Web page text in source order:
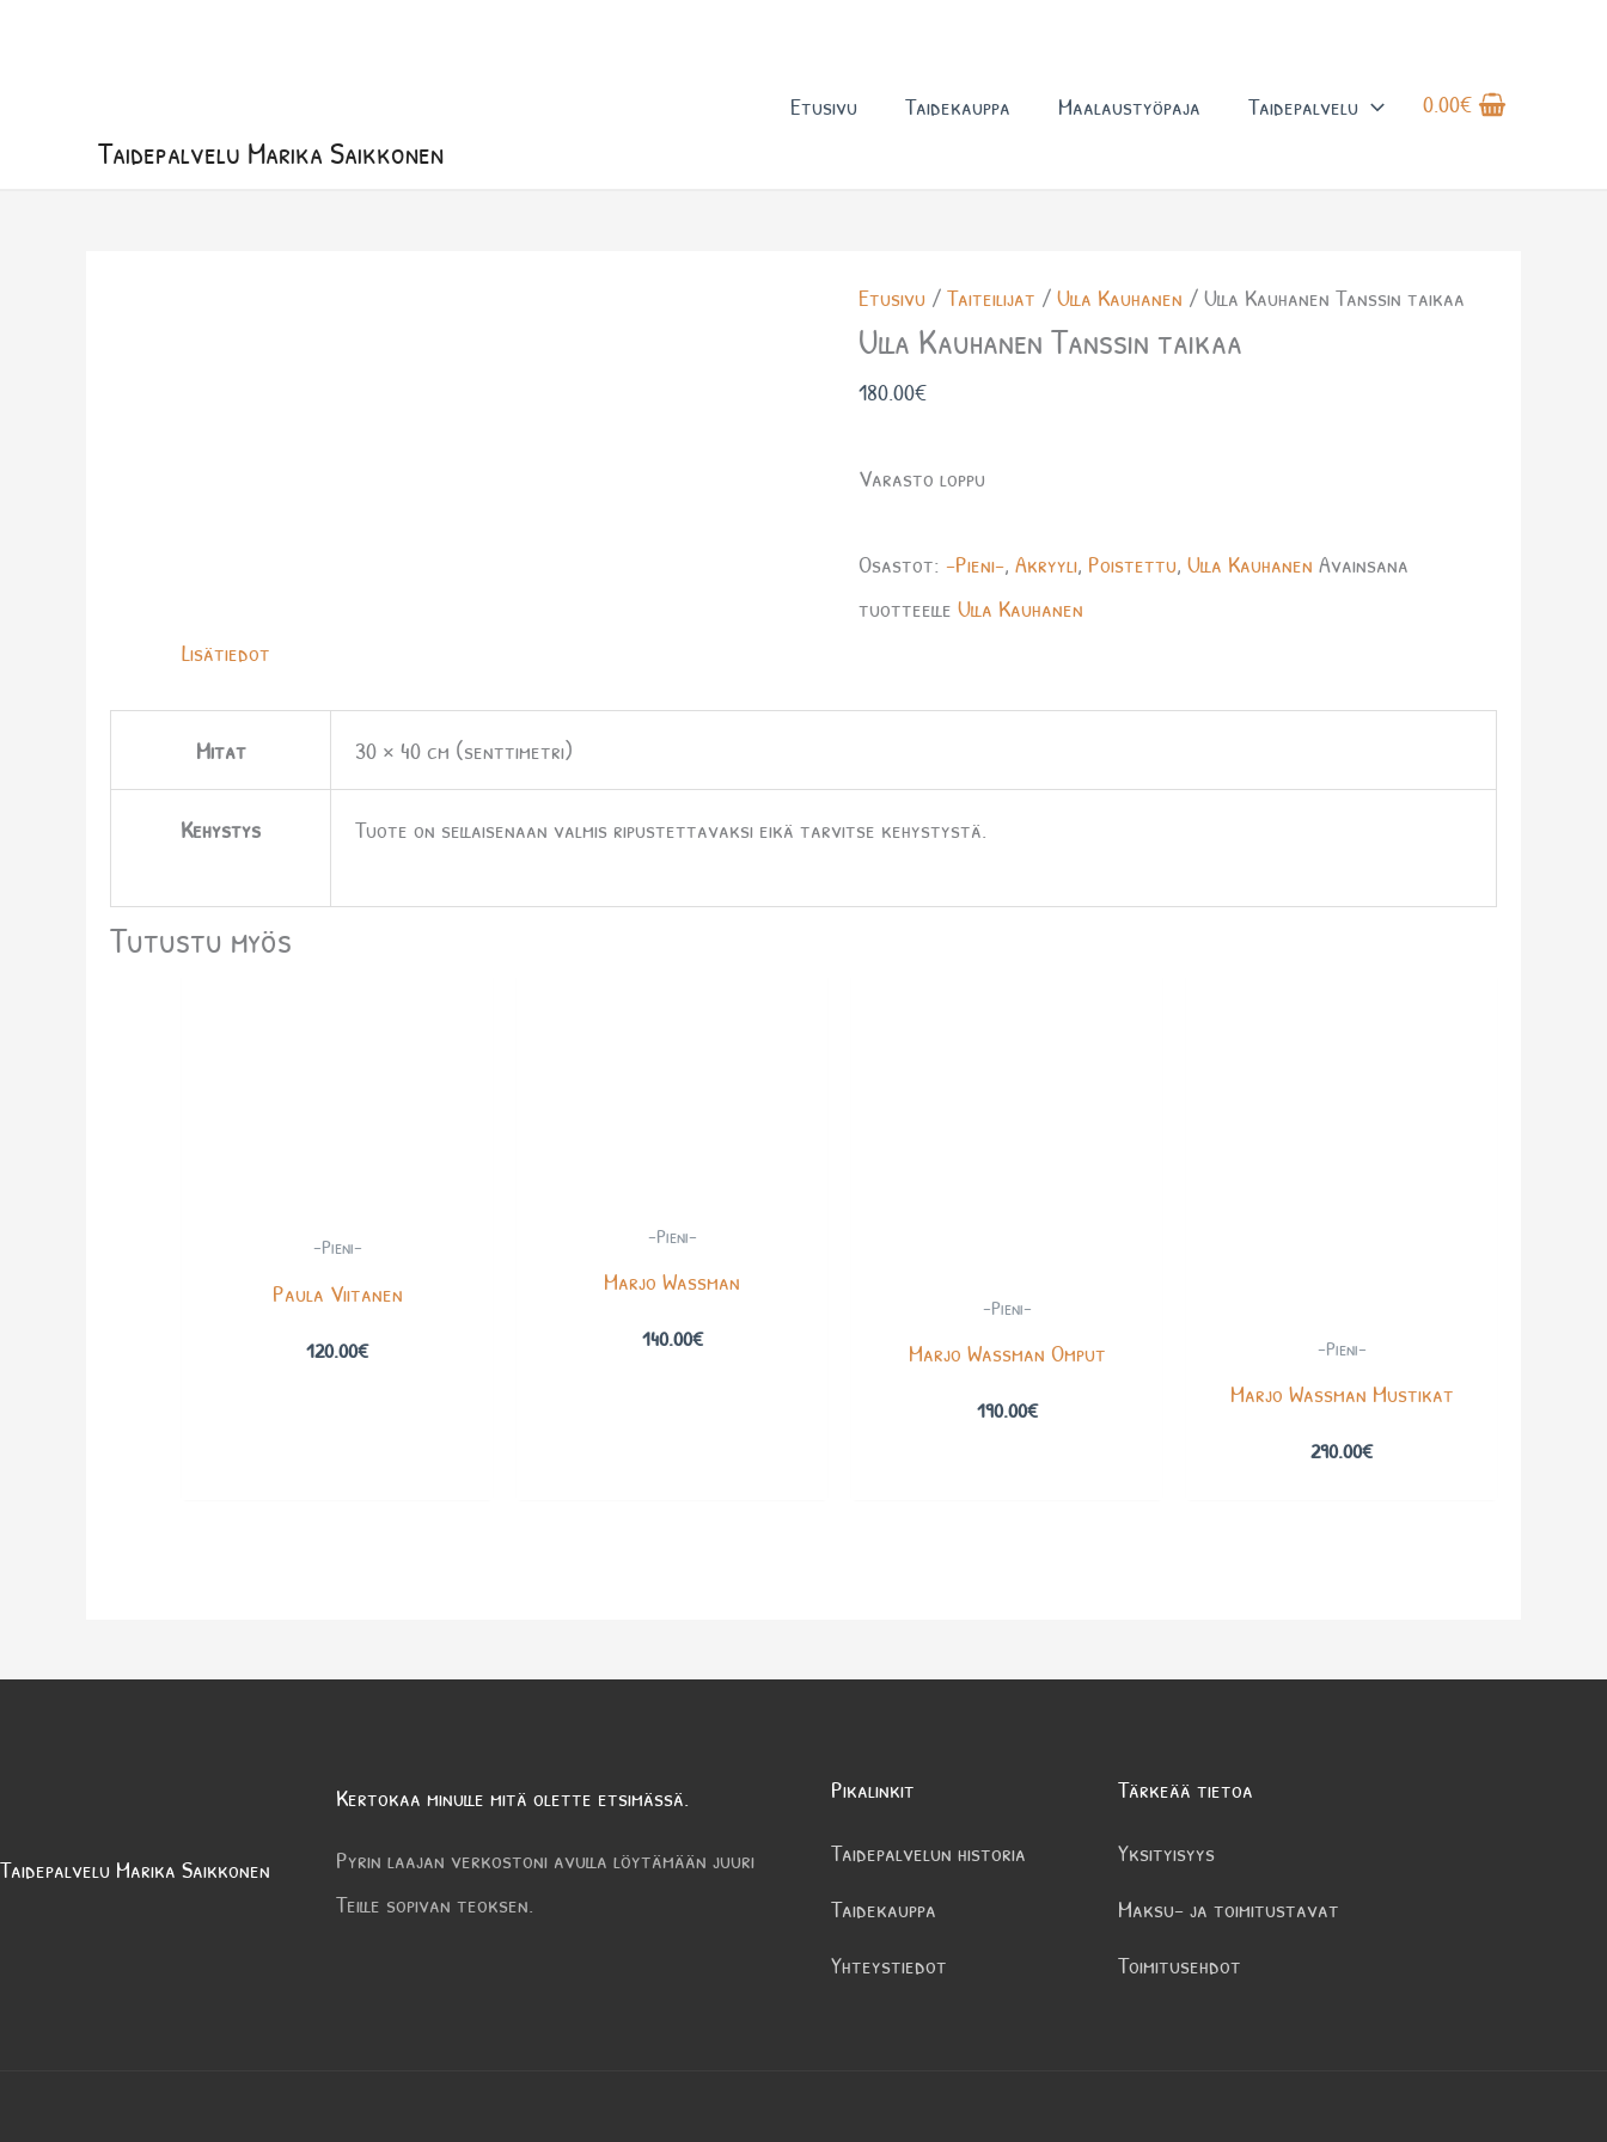
Taidepalvelu Marika Saikkonen
Etusivu Taidekauppa Maalaustyöpaja Taidepalvelu 0.00€
Etusivu /Taiteilijat /Ulla Kauhanen / Ulla Kauhanen Tanssin taikaa
Ulla Kauhanen Tanssin taikaa
180.00€
Varasto loppu
Osastot:-Pieni-,Akryyli, Poistettu,Ulla Kauhanen Avainsana
tuotteelleUlla Kauhanen
Lisätiedot
Mitat 30 × 40 cm (senttimetri)
Kehystys Tuote on sellaisenaan valmis ripustettavaksi eikä tarvitse kehystystä.
Tutustu myös
-Pieni-
Paula Viitanen
120.00€
-Pieni-
Marjo Wassman
140.00€
-Pieni-
Marjo Wassman Omput
190.00€
-Pieni-
Marjo Wassman Mustikat
290.00€
Taidepalvelu Marika Saikkonen
Kertokaa minulle mitä olette etsimässä.
Pyrin laajan verkostoni avulla löytämään juuri
Teille sopivan teoksen.
Pikalinkit
Taidepalvelun historia
Taidekauppa
Yhteystiedot
Tärkeää tietoa
Yksityisyys
Maksu- ja toimitustavat
Toimitusehdot